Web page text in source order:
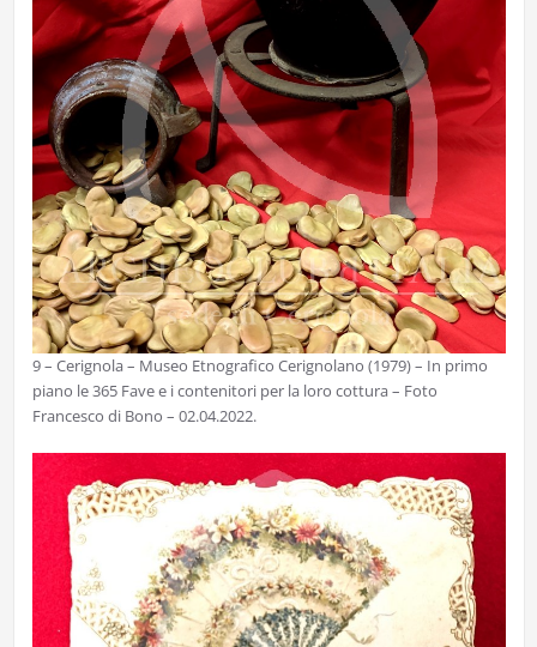
9 – Cerignola – Museo Etnografico Cerignolano (1979) – In primo
piano le 365 Fave e i contenitori per la loro cottura – Foto
Francesco di Bono – 02.04.2022.